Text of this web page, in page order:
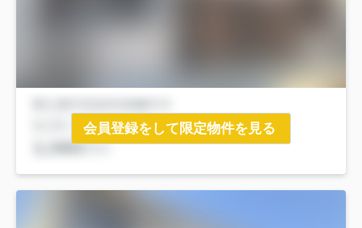
会員登録をして限定物件を見る